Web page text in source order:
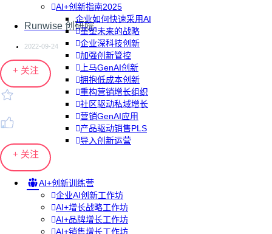
AI+创新指南2025
企业如何快速采用AI
重塑未来的战略
企业深科技创新
加强创新管控
上马GenAI创新
拥抱低成本创新
重构营销增长组织
社区驱动私域增长
营销GenAI应用
产品驱动销售PLS
导入创新运营
AI+创新训练营
企业AI创新工作坊
AI+增长战略工作坊
AI+品牌增长工作坊
AI+销售增长工作坊
Runwise 创研院
2022-09-24
+ 关注
+ 关注